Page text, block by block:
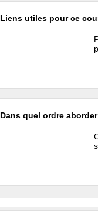
Liens utiles pour ce
Dans quel ordre